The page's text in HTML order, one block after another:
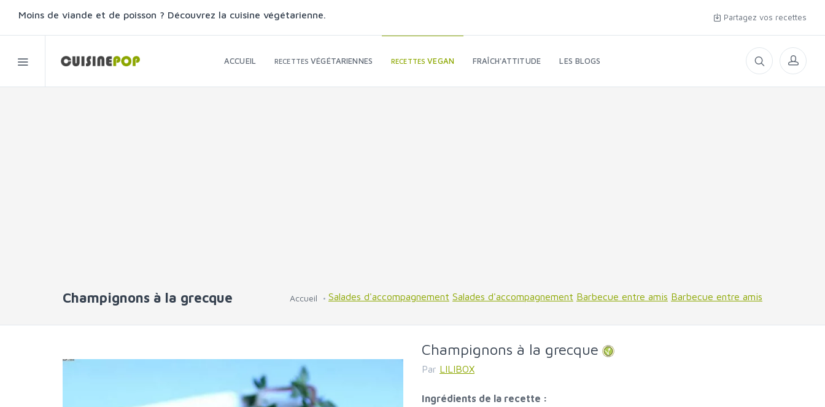
Moins de viande et de poisson ? Découvrez la cuisine végétarienne. Partagez vos recettes
ACCUEIL RECETTESVÉGÉTARIENNES RECETTESVEGAN FRAÎCH'ATTITUDE LES BLOGS
Champignons à la grecque Accueil Salades d'accompagnement Salades d'accompagnement Barbecue entre amis Barbecue entre amis
Champignons à la grecque
Par LILIBOX
Ingrédients de la recette :